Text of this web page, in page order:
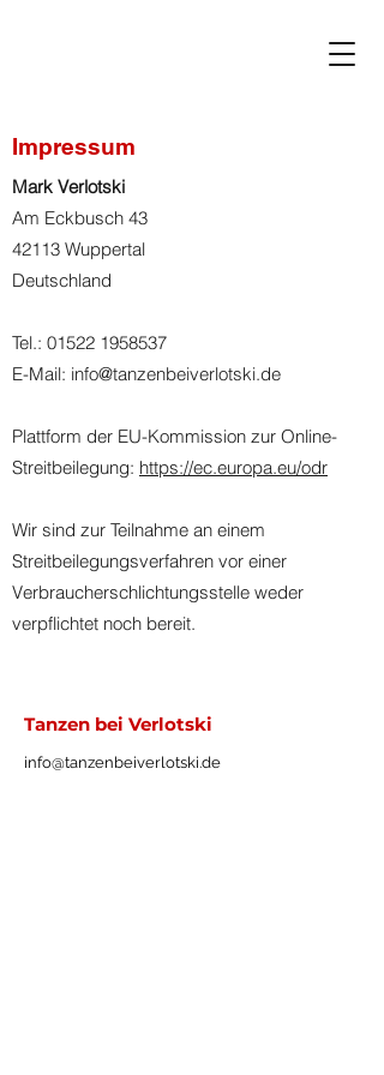
Impressum
Mark Verlotski
Am Eckbusch 43
42113 Wuppertal
Deutschland
Tel.: 01522 1958537
E-Mail: info@tanzenbeiverlotski.de
Plattform der EU-Kommission zur Online-
Streitbeilegung: https://ec.europa.eu/odr
Wir sind zur Teilnahme an einem
Streitbeilegungsverfahren vor einer
Verbraucherschlichtungsstelle weder
verpflichtet noch bereit.
Tanzen bei Verlotski
info@tanzenbeiverlotski.de